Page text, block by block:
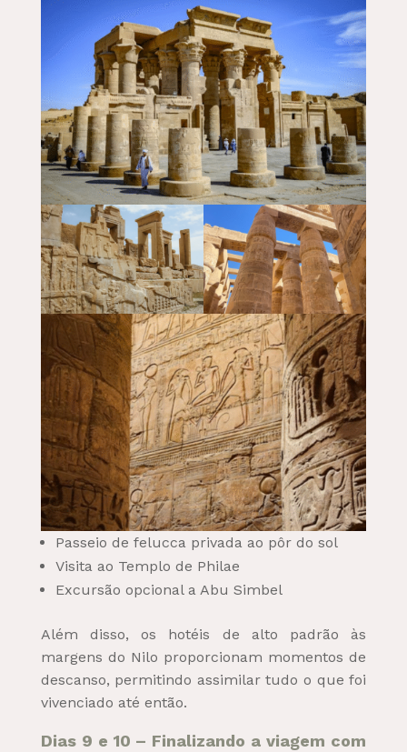
Passeio de felucca privada ao pôr do sol
Visita ao Templo de Philae
Excursão opcional a Abu Simbel
Além disso, os hotéis de alto padrão às
margens do Nilo proporcionam momentos de
descanso, permitindo assimilar tudo o que foi
vivenciado até então.
Dias 9 e 10 – Finalizando a viagem com